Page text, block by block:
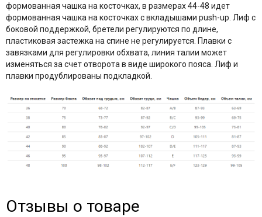
формованная чашка на косточках, в размерах 44-48 идет
формованная чашка на косточках с вкладышами push-up. Лиф с
боковой поддержкой, бретели регулируются по длине,
пластиковая застежка на спине не регулируется. Плавки с
завязками для регулировки обхвата, линия талии может
изменяться за счет отворота в виде широкого пояса. Лиф и
плавки продублированы подкладкой.
Отзывы о товаре